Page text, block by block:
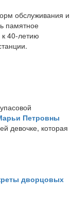
обслуживания и
памятное
40-летию
Петровны
девочке, которая
дворцовых